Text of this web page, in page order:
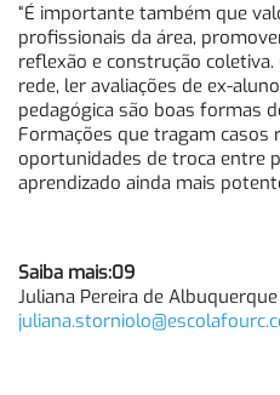
“É importante também que
profissionais da área,
reflexão e construção
rede, ler avaliações de ex-
pedagógica são boas formas
Formações que tragam casos
oportunidades de troca entre
aprendizado ainda mais
Saiba mais:09
Juliana Pereira de